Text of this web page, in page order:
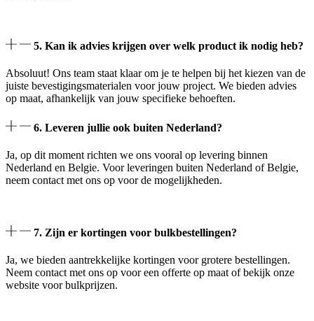
5. Kan ik advies krijgen over welk product ik nodig heb?
Absoluut! Ons team staat klaar om je te helpen bij het kiezen van de
juiste bevestigingsmaterialen voor jouw project. We bieden advies
op maat, afhankelijk van jouw specifieke behoeften.
6. Leveren jullie ook buiten Nederland?
Ja, op dit moment richten we ons vooral op levering binnen
Nederland en Belgie. Voor leveringen buiten Nederland of Belgie,
neem contact met ons op voor de mogelijkheden.
7. Zijn er kortingen voor bulkbestellingen?
Ja, we bieden aantrekkelijke kortingen voor grotere bestellingen.
Neem contact met ons op voor een offerte op maat of bekijk onze
website voor bulkprijzen.